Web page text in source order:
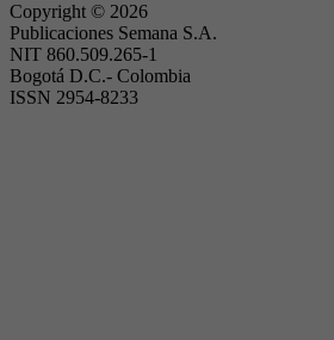
Copyright © 2026
Publicaciones Semana S.A.
NIT 860.509.265-1
Bogotá D.C.- Colombia
ISSN 2954-8233